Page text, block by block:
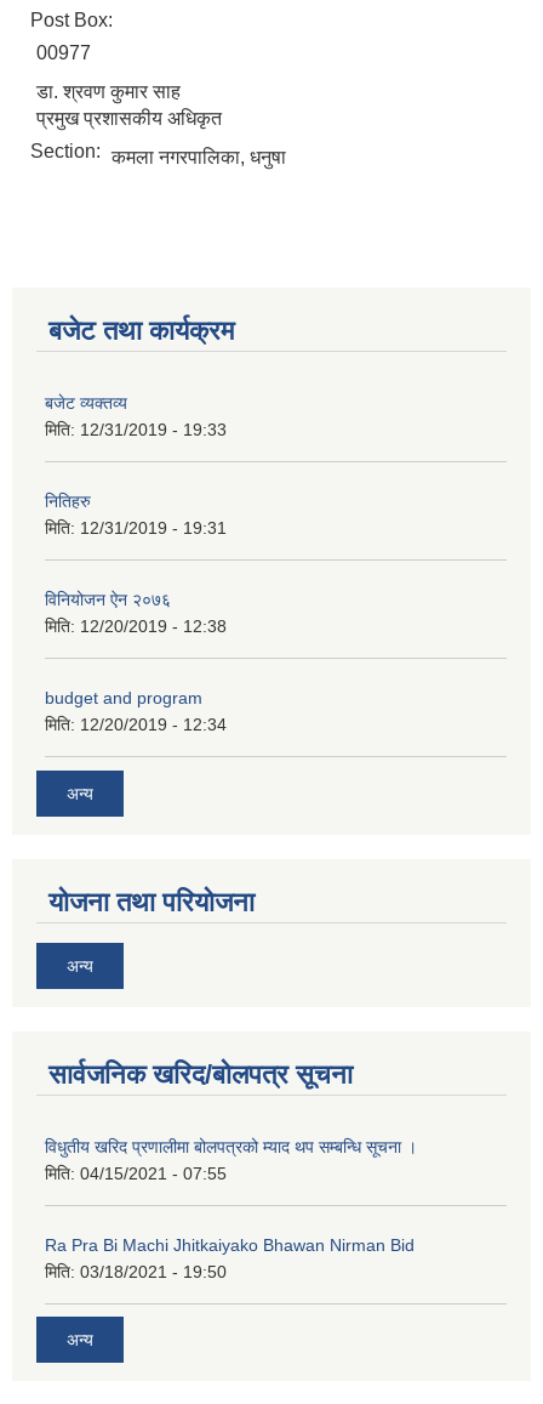
Post Box:
00977
डा. श्रवण कुमार साह
प्रमुख प्रशासकीय अधिकृत
Section: कमला नगरपालिका, धनुषा
बजेट तथा कार्यक्रम
बजेट व्यक्तव्य
मिति: 12/31/2019 - 19:33
नितिहरु
मिति: 12/31/2019 - 19:31
विनियोजन ऐन २०७६
मिति: 12/20/2019 - 12:38
budget and program
मिति: 12/20/2019 - 12:34
अन्य
योजना तथा परियोजना
अन्य
सार्वजनिक खरिद/बोलपत्र सूचना
विधुतीय खरिद प्रणालीमा बोलपत्रको म्याद थप सम्बन्धि सूचना ।
मिति: 04/15/2021 - 07:55
Ra Pra Bi Machi Jhitkaiyako Bhawan Nirman Bid
मिति: 03/18/2021 - 19:50
अन्य